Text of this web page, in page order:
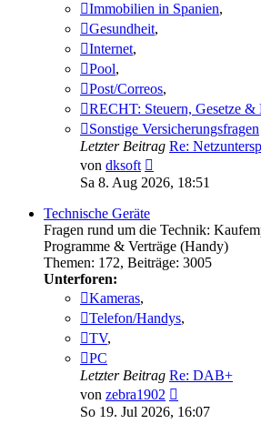
Immobilien in Spanien,
Gesundheit,
Internet,
Pool,
Post/Correos,
RECHT: Steuern, Gesetze &
Sonstige Versicherungsfragen
Letzter Beitrag Re:
von dksoft
Beitrag
Sa 8. Aug 2026, 18:51
Technische Geräte
Fragen rund um die Technik:
Programme & Verträge (Handy)
Themen: 172, Beiträge: 3005
Unterforen:
Kameras,
Telefon/Handys,
TV,
PC
Letzter Beitrag Re: DAB+
von zebra1902
Beitrag
So 19. Jul 2026, 16:07